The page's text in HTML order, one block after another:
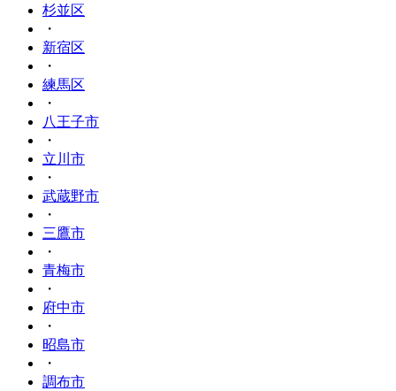
杉並区
・
新宿区
・
練馬区
・
八王子市
・
立川市
・
武蔵野市
・
三鷹市
・
青梅市
・
府中市
・
昭島市
・
調布市